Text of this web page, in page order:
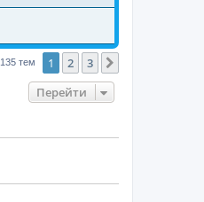
135 тем 1 2 3
Перейти